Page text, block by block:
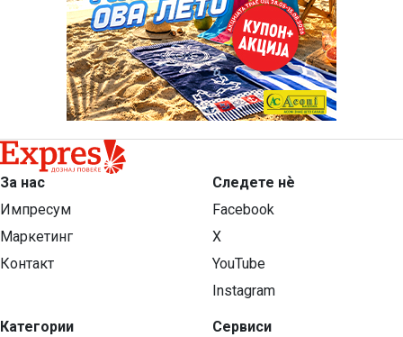
За нас
Импресум
Маркетинг
Контакт
Категории
Следете нѐ
Facebook
X
YouTube
Instagram
Сервиси